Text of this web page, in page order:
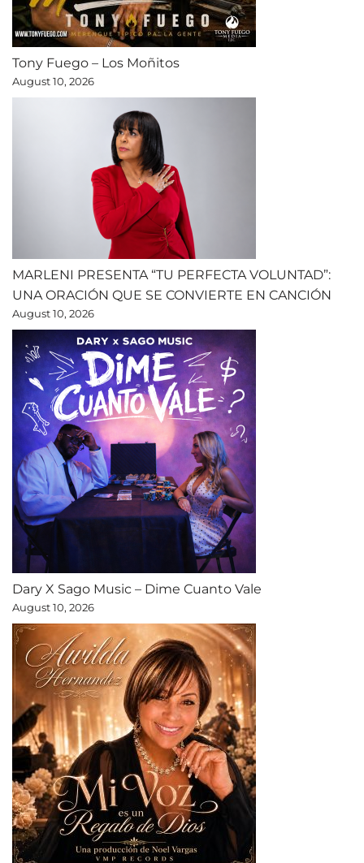
Tony Fuego – Los Moñitos
August 10, 2026
MARLENI PRESENTA “TU PERFECTA VOLUNTAD”:
UNA ORACIÓN QUE SE CONVIERTE EN CANCIÓN
August 10, 2026
Dary X Sago Music – Dime Cuanto Vale
August 10, 2026